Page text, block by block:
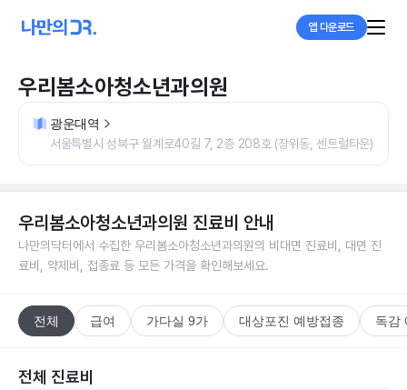
앱 다운로드
우리봄소아청소년과의원
광운대역
서울특별시 성북구 월계로40길 7, 2층 208호 (장위동, 센트럴타운)
우리봄소아청소년과의원 진료비 안내
나만의닥터에서 수집한 우리봄소아청소년과의원의 비대면 진료비, 대면 진
료비, 약제비, 접종료 등 모든 가격을 확인해보세요.
전체 급여 가다실 9가 대상포진 예방접종 독감
전체 진료비